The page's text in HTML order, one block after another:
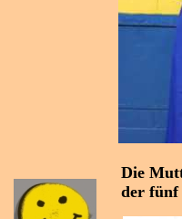
Die
der fünf